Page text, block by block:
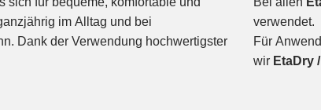
im Alltag und bei
Dank der Verwendung hochwertigster
verwendet.
Für
wir EtaDry